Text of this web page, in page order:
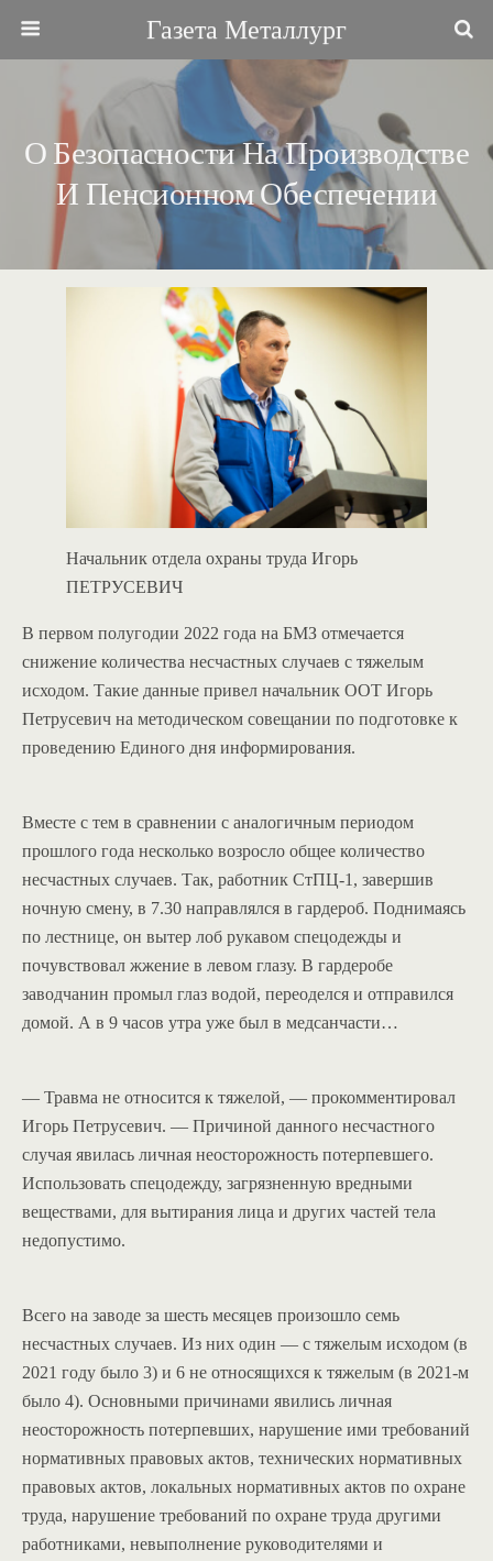
Газета Металлург
О Безопасности На Производстве
И Пенсионном Обеспечении
Начальник отдела охраны труда Игорь
ПЕТРУСЕВИЧ
В первом полугодии 2022 года на БМЗ отмечается
снижение количества несчастных случаев с тяжелым
исходом. Такие данные привел начальник ООТ Игорь
Петрусевич на методическом совещании по подготовке к
проведению Единого дня информирования.
Вместе с тем в сравнении с аналогичным периодом
прошлого года несколько возросло общее количество
несчастных случаев. Так, работник СтПЦ-1, завершив
ночную смену, в 7.30 направлялся в гардероб. Поднимаясь
по лестнице, он вытер лоб рукавом спецодежды и
почувствовал жжение в левом глазу. В гардеробе
заводчанин промыл глаз водой, переоделся и отправился
домой. А в 9 часов утра уже был в медсанчасти…
— Травма не относится к тяжелой, — прокомментировал
Игорь Петрусевич. — Причиной данного несчастного
случая явилась личная неосторожность потерпевшего.
Использовать спецодежду, загрязненную вредными
веществами, для вытирания лица и других частей тела
недопустимо.
Всего на заводе за шесть месяцев произошло семь
несчастных случаев. Из них один — с тяжелым исходом (в
2021 году было 3) и 6 не относящихся к тяжелым (в 2021-м
было 4). Основными причинами явились личная
неосторожность потерпевших, нарушение ими требований
нормативных правовых актов, технических нормативных
правовых актов, локальных нормативных актов по охране
труда, нарушение требований по охране труда другими
работниками, невыполнение руководителями и